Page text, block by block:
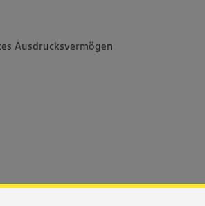
Ausdrucksvermögen